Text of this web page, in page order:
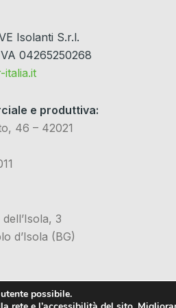
Isolanti S.r.l.
04265250268
italia.it
e produttiva:
46 – 42021
3
d’Isola (BG)
possibile.